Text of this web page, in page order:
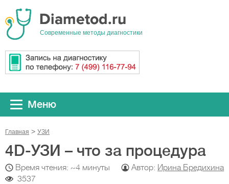
Cовременные методы диагностики
Меню
Главная УЗИ
4D-УЗИ – что за процедура
Время чтения: ~4 минуты Автор: Ирина Бредихина
3537